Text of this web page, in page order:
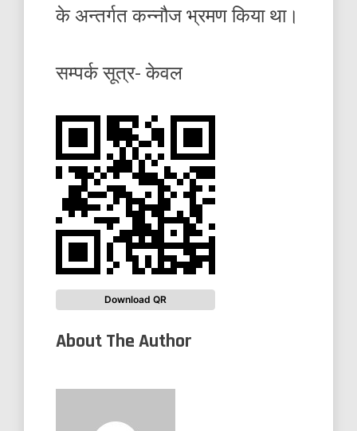
के अन्तर्गत कन्नौज भ्रमण किया था।
सम्पर्क सूत्र- केवल
Download QR
About The Author